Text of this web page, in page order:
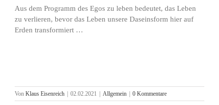
Aus dem Programm des Egos zu leben bedeutet, das Leben
zu verlieren, bevor das Leben unsere Daseinsform hier auf
Erden transformiert …
Von Klaus Eisenreich 02.02.2021 Allgemein 0 Kommentare